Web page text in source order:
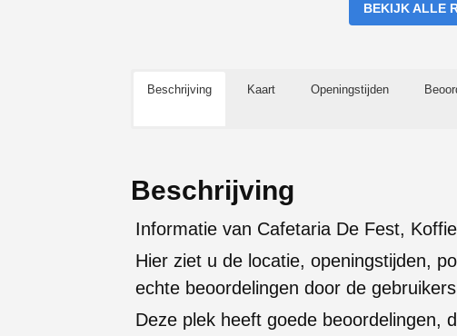
BEKIJK ALLE
Beschrijving Kaart Openingstijden
Beschrijving
Informatie van Cafetaria De Fest,
Hier ziet u de locatie, openingstijden,
echte beoordelingen door de
Deze plek heeft goede beoordelingen,